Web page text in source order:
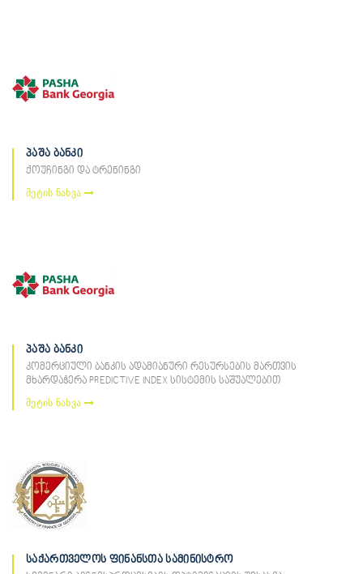
პაშა ბანკი
ქოუჩინგი და ტრენინგი
მეტის ნახვა
პაშა ბანკი
კომერციული ბანკის ადამიანური რესურსების მართვის
მხარდაჭერა PREDICTIVE INDEX სისტემის საშუალებით
მეტის ნახვა
საქართველოს ფინანსთა სამინისტრო